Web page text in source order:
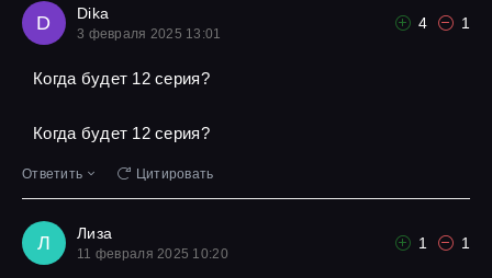
D Dika
3 февраля 2025 13:01
4 1
Когда будет 12 серия?
Когда будет 12 серия?
Ответить Цитировать
Л Лиза
11 февраля 2025 10:20
1 1